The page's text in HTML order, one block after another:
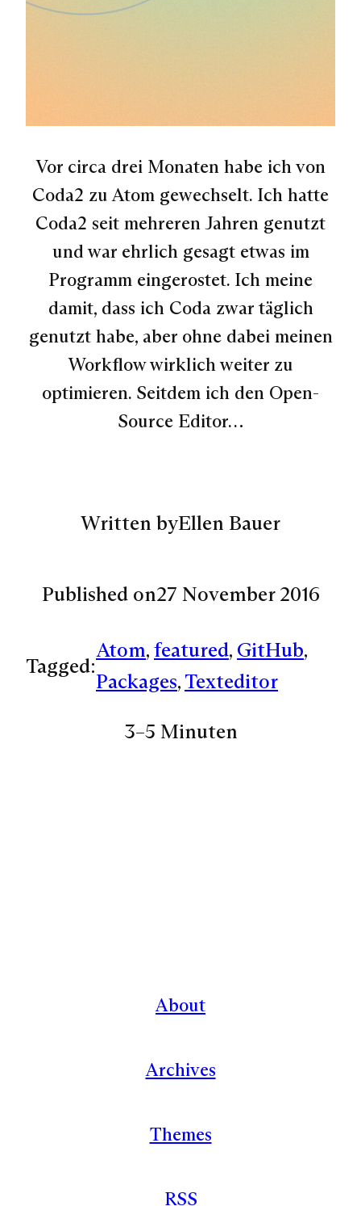
Vor circa drei Monaten habe ich von
Coda2 zu Atom gewechselt. Ich hatte
Coda2 seit mehreren Jahren genutzt
und war ehrlich gesagt etwas im
Programm eingerostet. Ich meine
damit, dass ich Coda zwar täglich
genutzt habe, aber ohne dabei meinen
Workflow wirklich weiter zu
optimieren. Seitdem ich den Open-
Source Editor…
Written byEllen Bauer
Published on27 November 2016
Tagged:
Atom, featured, GitHub
Packages, Texteditor
3–5 Minuten
About
Archives
Themes
RSS